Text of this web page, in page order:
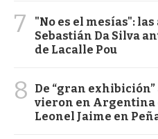
7
"No es el mesías":
Sebastián Da Silva
de Lacalle Pou
8
De “gran
vieron en Argentina
Leonel Jaime en